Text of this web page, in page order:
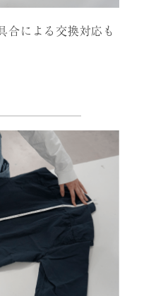
合による交換対応も